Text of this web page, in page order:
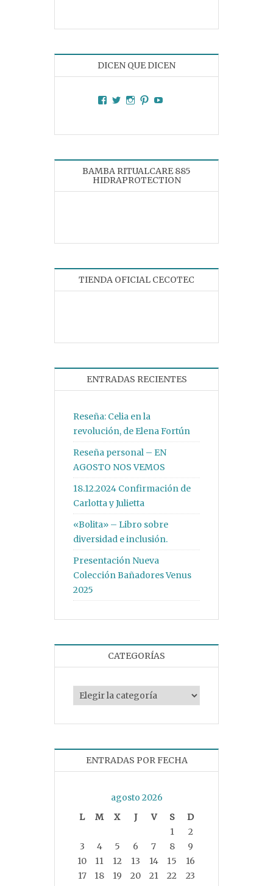
DICEN QUE DICEN
Facebook
TwitterInstagram
Pinterest
BAMBA RITUALCARE 885
HIDRAPROTECTION
TIENDA OFICIAL CECOTEC
ENTRADAS RECIENTES
Reseña: Celia en la
revolución, de Elena Fortún
Reseña personal – EN
AGOSTO NOS VEMOS
18.12.2024 Confirmación de
Carlotta y Julietta
«Bolita» – Libro sobre
diversidad e inclusión.
Presentación Nueva
Colección Bañadores Venus
2025
CATEGORÍAS
Categorías
ENTRADAS POR FECHA
agosto 2026
L
M X J V S
D
1
2
3
4 5 6 7 8
9
10
11 12 13 14 15
16
17
18 19 20 21 22
23